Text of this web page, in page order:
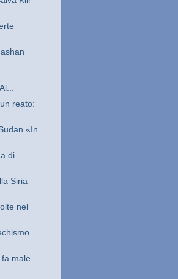
reato:
«In
di
Siria
nel
male